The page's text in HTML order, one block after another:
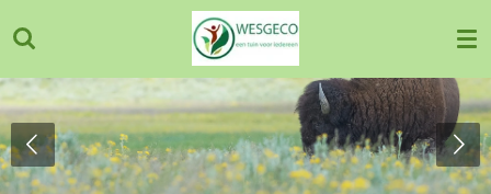
direct
naar
de
hoofdinhoud